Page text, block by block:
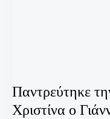
Παντρεύτηκε
Χριστίνα ο